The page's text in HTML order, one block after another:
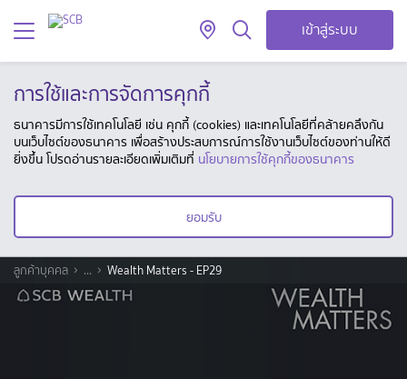
เข้าสู่ระบบ
การใช้และการจัดการคุกกี้
ธนาคารมีการใช้เทคโนโลยี เช่น คุกกี้ (cookies) และเทคโนโลยีที่คล้ายคลึงกัน
บนเว็บไซต์ของธนาคาร เพื่อสร้างประสบการณ์การใช้งานเว็บไซต์ของท่านให้ดี
ยิ่งขึ้น โปรดอ่านรายละเอียดเพิ่มเติมที่ นโยบายการใช้คุกกี้ของธนาคาร
ยอมรับ
ลูกค้าบุคคล ... Wealth Matters - EP29